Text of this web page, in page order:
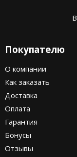
Покупателю
О компании
Как заказать
Доставка
Оплата
Гарантия
Бонусы
Отзывы